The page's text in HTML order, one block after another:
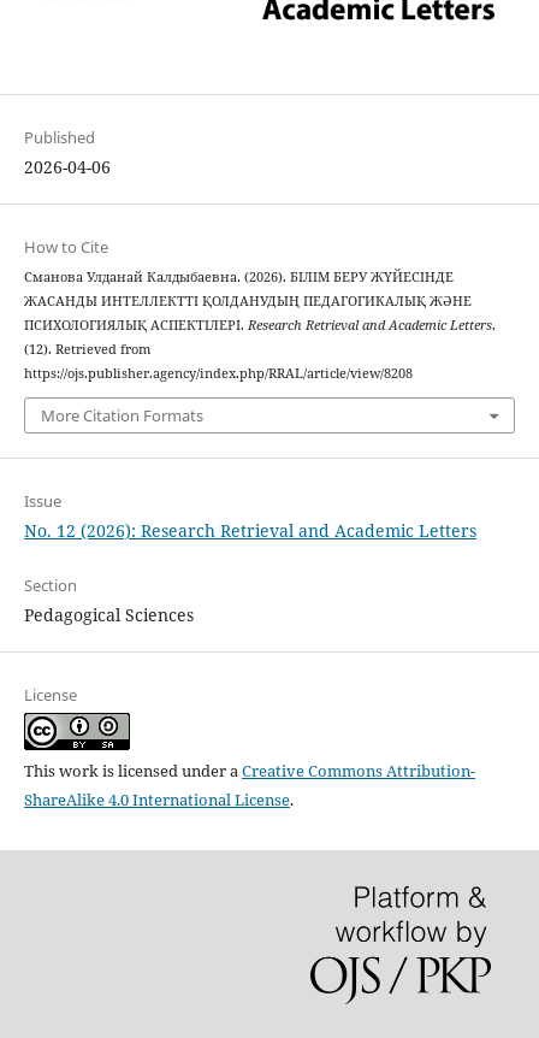
Published
2026-04-06
How to Cite
Сманова Улданай Калдыбаевна. (2026). БІЛІМ БЕРУ ЖҮЙЕСІНДЕ
ЖАСАНДЫ ИНТЕЛЛЕКТТІ ҚОЛДАНУДЫҢ ПЕДАГОГИКАЛЫҚ ЖӘНЕ
ПСИХОЛОГИЯЛЫҚ АСПЕКТІЛЕРІ. Research Retrieval and Academic Letters,
(12). Retrieved from
https://ojs.publisher.agency/index.php/RRAL/article/view/8208
More Citation Formats
Issue
No. 12 (2026): Research Retrieval and Academic Letters
Section
Pedagogical Sciences
License
This work is licensed under aCreative Commons Attribution-
ShareAlike 4.0 International License.